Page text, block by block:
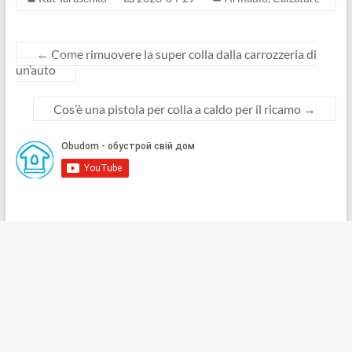
← Come rimuovere la super colla dalla carrozzeria di
un’auto
Cos’è una pistola per colla a caldo per il ricamo →